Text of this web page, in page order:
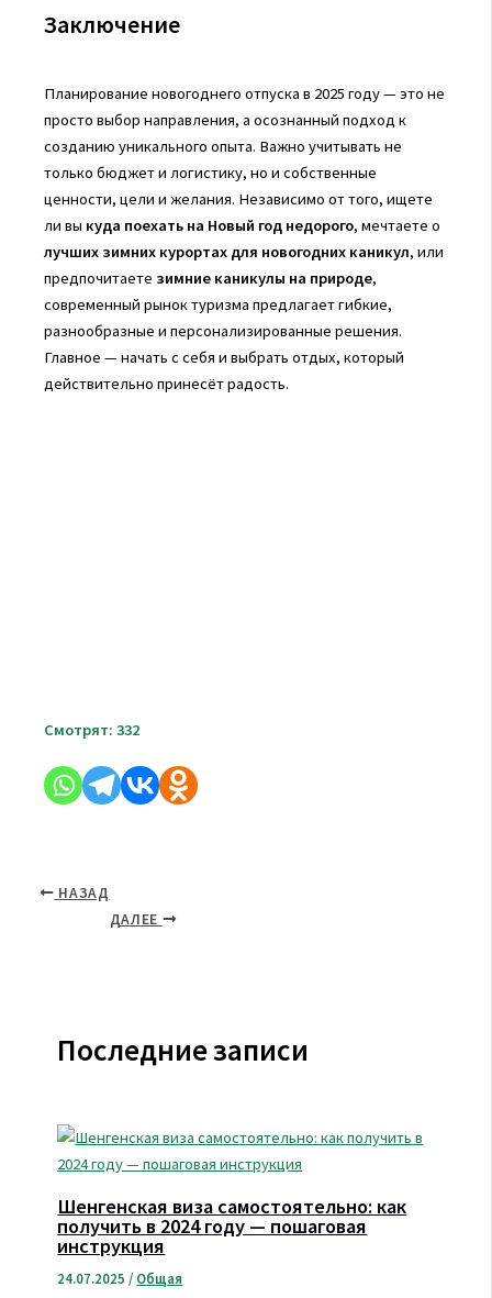
Заключение
Планирование новогоднего отпуска в 2025 году — это не
просто выбор направления, а осознанный подход к
созданию уникального опыта. Важно учитывать не
только бюджет и логистику, но и собственные
ценности, цели и желания. Независимо от того, ищете
ли вы куда поехать на Новый год недорого, мечтаете о
лучших зимних курортах для новогодних каникул, или
предпочитаете зимние каникулы на природе,
современный рынок туризма предлагает гибкие,
разнообразные и персонализированные решения.
Главное — начать с себя и выбрать отдых, который
действительно принесёт радость.
Смотрят: 332
НАЗАД
ДАЛЕЕ
Последние записи
Шенгенская виза самостоятельно: как
получить в 2024 году — пошаговая
инструкция
24.07.2025 / Общая